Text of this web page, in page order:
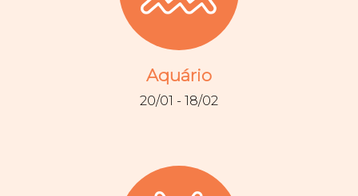
Aquário
20/01 - 18/02